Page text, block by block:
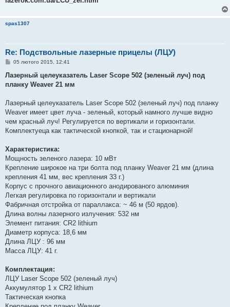
spas1307
Re: Подствольные лазерные прицелы (ЛЦУ)
П
в
д
л
е
н
я
05 лютого 2015, 12:41
Лазерный целеуказатель Laser Scope 502 (зеленый луч) под
планку Weaver 21 мм
Лазерный целеуказатель Laser Scope 502 (зеленый луч) под планку
Weaver имеет цвет луча - зеленый, который намного лучше видно
чем красный луч! Регулируется по вертикали и горизонтали.
Комплектуеца как тактической кнопкой, так и стационарной!
Характеристика:
Мощность зеленого лазера: 10 мВт
Крепление широкое на три болта под планку Weaver 21 мм (длина
крепления 41 мм, вес крепления 33 г.)
Корпус с прочного авиационного анодированого алюминия
Легкая регулировка по горизонтали и вертикали
Фабричная отстройка от параллакса: ~ 46 м (50 ярдов).
Длина волны лазерного излучения: 532 нм
Элемент питания: CR2 lithium
Диаметр корпуса: 18,6 мм
Длина ЛЦУ : 96 мм
Масса ЛЦУ: 41 г.
Комплектация:
ЛЦУ Laser Scope 502 (зеленый луч)
Аккумулятор 1 х CR2 lithium
Тактическая кнопка